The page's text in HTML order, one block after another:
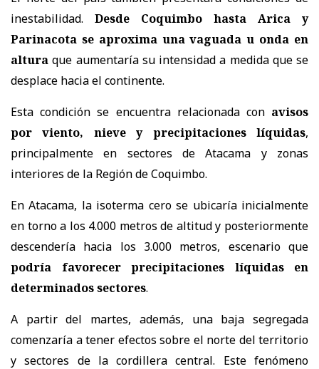
inestabilidad. Desde Coquimbo hasta Arica y
Parinacota se aproxima una vaguada u onda en
altura que aumentaría su intensidad a medida que se
desplace hacia el continente.
Esta condición se encuentra relacionada con avisos
por viento, nieve y precipitaciones líquidas,
principalmente en sectores de Atacama y zonas
interiores de la Región de Coquimbo.
En Atacama, la isoterma cero se ubicaría inicialmente
en torno a los 4.000 metros de altitud y posteriormente
descendería hacia los 3.000 metros, escenario que
podría favorecer precipitaciones líquidas en
determinados sectores.
A partir del martes, además, una baja segregada
comenzaría a tener efectos sobre el norte del territorio
y sectores de la cordillera central. Este fenómeno